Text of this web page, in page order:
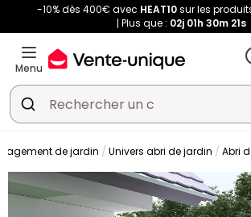
-10% dès 400€ avec HEAT10sur les
Plus que : 02j 01h 30m 20s
Menu
de jardin Univers abri de jardin Abri